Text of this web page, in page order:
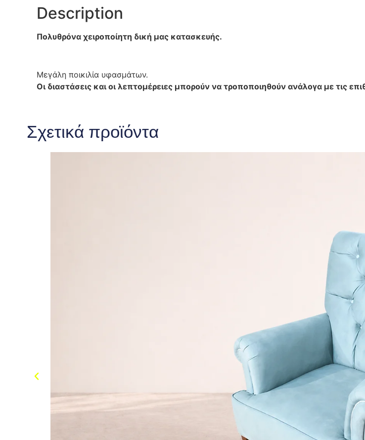
Description
Πολυθρόνα χειροποίητη δική μας κατασκευής.
Μεγάλη ποικιλία υφασμάτων.
Οι διαστάσεις και οι λεπτομέρειες μπορούν να τροποποιηθούν ανάλογα με τις
Σχετικά προϊόντα